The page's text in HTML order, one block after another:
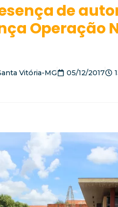
de
Operação
Vitória-MG 05/12/2017